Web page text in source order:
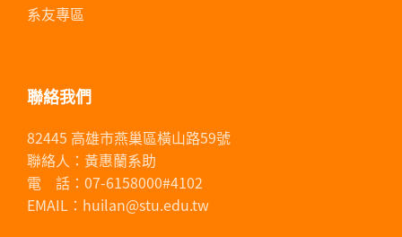
系友專區
聯絡我們
82445 高雄市燕巢區橫山路59號
聯絡人：黃惠蘭系助
電 話：07-6158000#4102
EMAIL：huilan@stu.edu.tw